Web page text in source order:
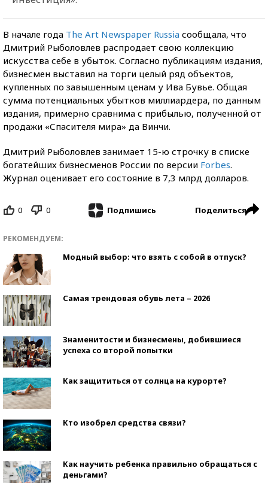
В начале года The Art Newspaper Russia сообщала, что
Дмитрий Рыболовлев распродает свою коллекцию
искусства себе в убыток. Согласно публикациям издания,
бизнесмен выставил на торги целый ряд объектов,
купленных по завышенным ценам у Ива Бувье. Общая
сумма потенциальных убытков миллиардера, по данным
издания, примерно сравнима с прибылью, полученной от
продажи «Спасителя мира» да Винчи.
Дмитрий Рыболовлев занимает 15-ю строчку в списке
богатейших бизнесменов России по версии Forbes.
Журнал оценивает его состояние в 7,3 млрд долларов.
0 0 Подпишись Поделиться
РЕКОМЕНДУЕМ:
Модный выбор: что взять с собой в отпуск?
Самая трендовая обувь лета – 2026
Знаменитости и бизнесмены, добившиеся
успеха со второй попытки
Как защититься от солнца на курорте?
Кто изобрел средства связи?
Как научить ребенка правильно обращаться с
деньгами?